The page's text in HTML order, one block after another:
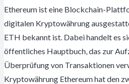
Ethereum ist eine Blockchain-
digitalen Kryptowährung
ETH bekannt ist. Dabei handelt es
öffentliches Hauptbuch, das zur
Überprüfung von Transaktionen
Kryptowährung Ethereum hat den